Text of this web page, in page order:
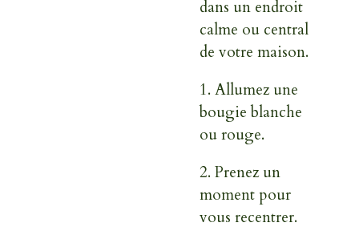
dans un endroit
calme ou central
de votre maison.
1. Allumez une
bougie blanche
ou rouge.
2. Prenez un
moment pour
vous recentrer.